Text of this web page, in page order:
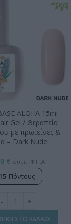
ALOHA 15ml –
Gel / Θεραπεία
με πρωτεΐνες &
– Dark Nude
€ συμπ. Φ.Π.Α
15 Πόντους
ΣΤΟ ΚΑΛΑΘΙ